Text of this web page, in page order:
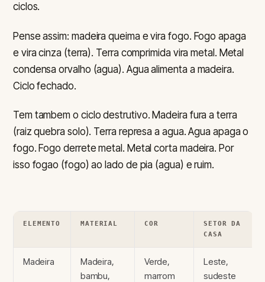
ciclos.
Pense assim: madeira queima e vira fogo. Fogo apaga
e vira cinza (terra). Terra comprimida vira metal. Metal
condensa orvalho (agua). Agua alimenta a madeira.
Ciclo fechado.
Tem tambem o ciclo destrutivo. Madeira fura a terra
(raiz quebra solo). Terra represa a agua. Agua apaga o
fogo. Fogo derrete metal. Metal corta madeira. Por
isso fogao (fogo) ao lado de pia (agua) e ruim.
ELEMENTO MATERIAL COR
SETOR DA
CASA
Madeira
Madeira,
bambu,
Verde,
marrom
Leste,
sudeste